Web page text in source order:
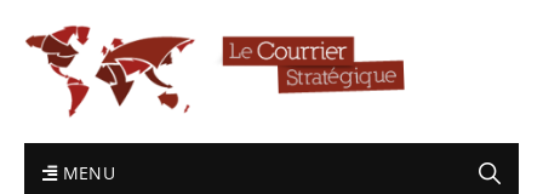
MENU